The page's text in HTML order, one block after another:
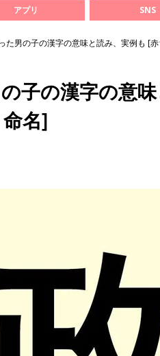
アプリ SNS
た男の子の漢字の意味と読み、実例も [
の子の漢字の意
名]